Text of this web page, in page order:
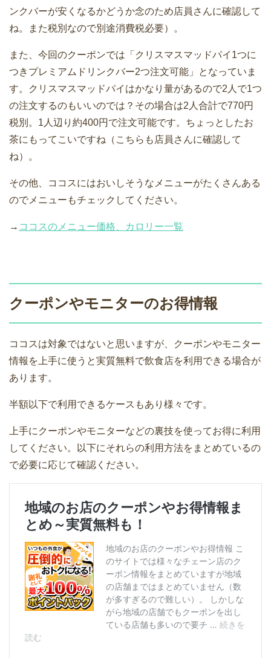
ンクバーが安くなるかどうか念のため店員さんに確認して
ね。また税別なので別途消費税必要）。
また、今回のクーポンでは「クリスマスマッドパイ1つに
つきプレミアムドリンクバー2つ注文可能」となっていま
す。クリスマスマッドパイはかなり量があるので2人で1つ
の注文するのもいいのでは？その場合は2人合計で770円
税別。1人辺り約400円で注文可能です。ちょっとしたお
茶にもってこいですね（こちらも店員さんに確認して
ね）。
その他、ココスにはおいしそうなメニューがたくさんある
のでメニューもチェックしてください。
→ ココスのメニュー価格、カロリー一覧
クーポンやモニターのお得情報
ココスは対象ではないと思いますが、クーポンやモニター
情報を上手に使うと実質無料で飲食店を利用できる場合が
あります。
半額以下で利用できるケースもあり様々です。
上手にクーポンやモニターなどの裏技を使ってお得に利用
してください。以下にそれらの利用方法をまとめているの
で必要に応じて確認ください。